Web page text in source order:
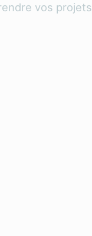
vos projets